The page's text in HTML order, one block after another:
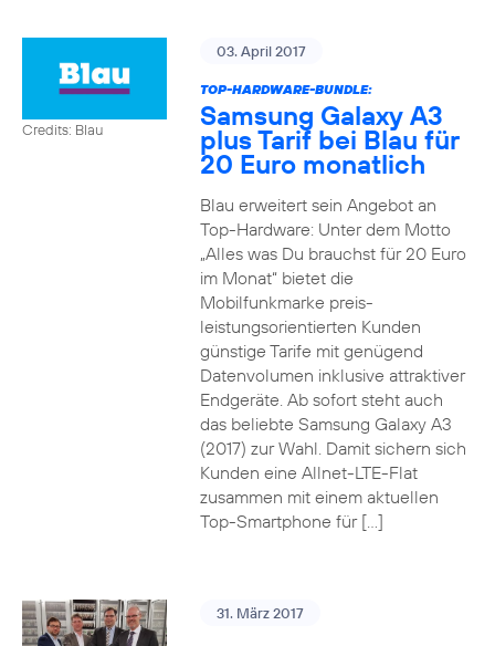
Credits: Blau
03. April 2017
TOP-HARDWARE-BUNDLE:
Samsung Galaxy A3
plus Tarif bei Blau für
20 Euro monatlich
Blau erweitert sein Angebot an
Top-Hardware: Unter dem Motto
„Alles was Du brauchst für 20 Euro
im Monat“ bietet die
Mobilfunkmarke preis-
leistungsorientierten Kunden
günstige Tarife mit genügend
Datenvolumen inklusive attraktiver
Endgeräte. Ab sofort steht auch
das beliebte Samsung Galaxy A3
(2017) zur Wahl. Damit sichern sich
Kunden eine Allnet-LTE-Flat
zusammen mit einem aktuellen
Top-Smartphone für […]
31. März 2017